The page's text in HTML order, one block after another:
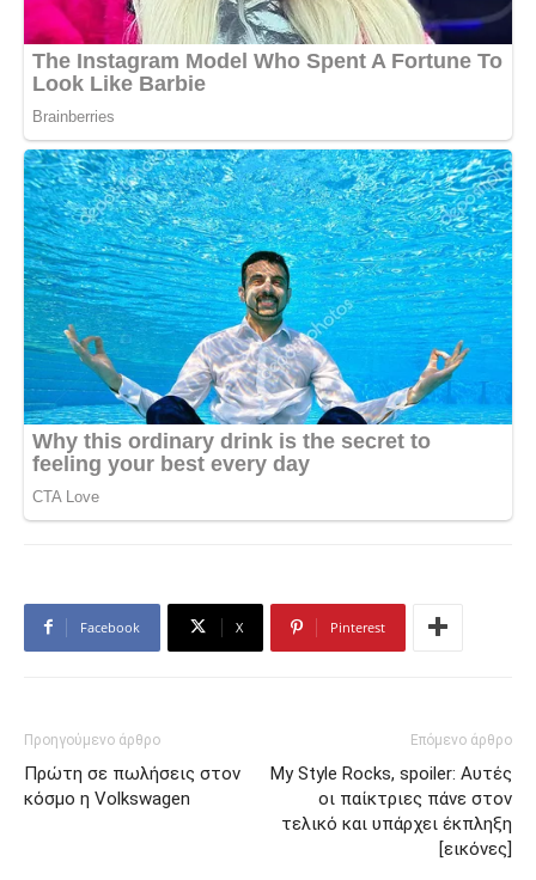
Facebook X Pinterest
Προηγούμενο άρθρο
Πρώτη σε πωλήσεις στον
κόσμο η Volkswagen
Επόμενο άρθρο
My Style Rocks, spoiler: Αυτές
οι παίκτριες πάνε στον
τελικό και υπάρχει έκπληξη
[εικόνες]